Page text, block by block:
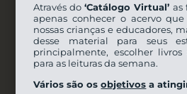
MARAVILHA DO CÉU
CONFIRA O LIVRO »
Através do‘Catálogo Virtual’ as
apenas conhecer o acervo
nossas crianças e educadores,
desse material para seus
principalmente, escolher livros
para as leituras da semana.
Vários são osobjetivos a